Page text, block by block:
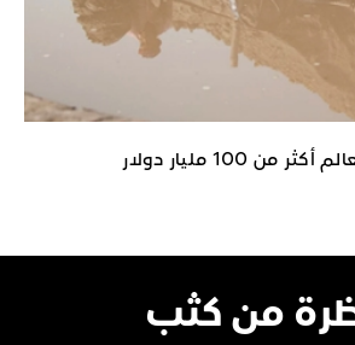
100 مليار دولار
من كثب